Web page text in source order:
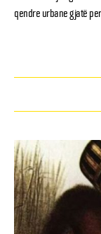
qendre urbane gjatë